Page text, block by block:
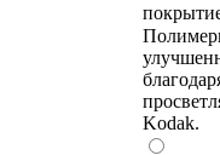
Kodak.